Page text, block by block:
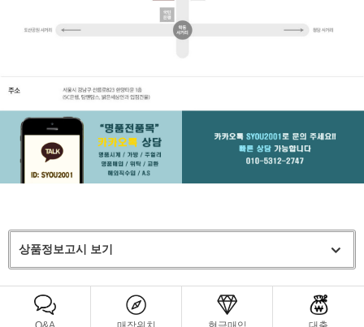
상품정보고시 보기